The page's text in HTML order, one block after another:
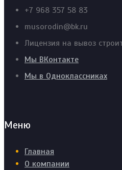
+7 968 357 58 83
musorodin@bk.ru
Лицензия на вывоз
Мы ВКонтакте
Мы в Одноклассниках
Меню
Главная
О компании